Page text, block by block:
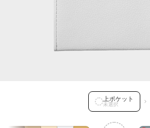
上ポケット
未選択